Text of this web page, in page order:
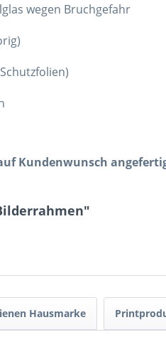
wegen Bruchgefahr
Kundenwunsch
Hausmarke